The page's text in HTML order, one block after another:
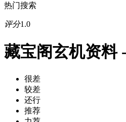
热门搜索
评分1.0
藏宝阁玄机资料
很差
较差
还行
推荐